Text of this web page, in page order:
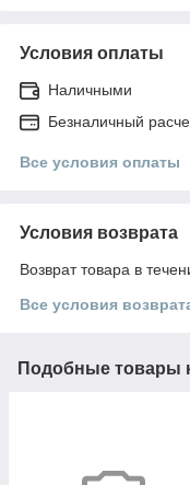
Условия оплаты
Наличными
Безналичный
Все условия оплаты
Условия возврата
Возврат товара в
Все условия
Подобные товары